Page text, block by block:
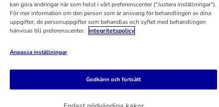
kan göra ändringar när som helst i vårt preferenscenter ("Justera inställningar").
För mer information om den person som är ansvarig för behandlingen av dina
uppgifter, de personuppgifter som behandlas och syftet med behandlingen
hänvisas till preferenscenter. integritetspolicy
Anpassa inställningar
Godkänn och fortsätt